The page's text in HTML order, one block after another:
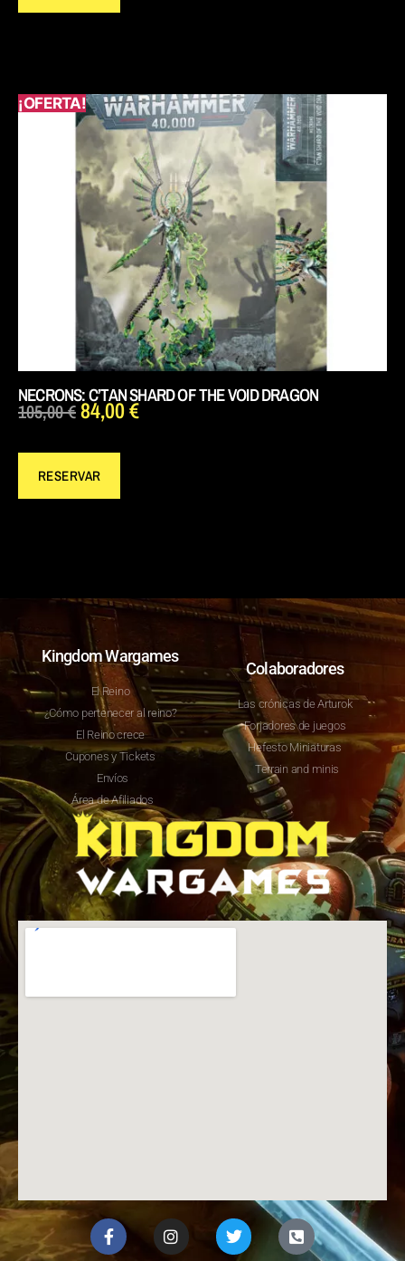
¡OFERTA!
NECRONS: C’TAN SHARD OF THE VOID DRAGON
105,00€84,00€
RESERVAR
Kingdom Wargames
El Reino
¿Cómo pertenecer al reino?
El Reino crece
Cupones y Tickets
Envíos
Área de Afiliados
Colaboradores
Las crónicas de Arturok
Forjadores de juegos
Hefesto Miniaturas
Terrain and minis